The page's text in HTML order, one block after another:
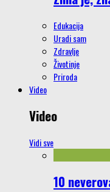
Edukacija
Uradi sam
Zdravlje
Životinje
Priroda
Video
Video
Vidi sve
10